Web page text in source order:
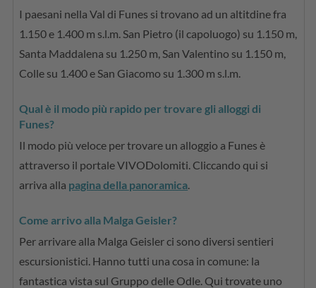
I paesani nella Val di Funes si trovano ad un altitdine fra
1.150 e 1.400 m s.l.m. San Pietro (il capoluogo) su 1.150 m,
Santa Maddalena su 1.250 m, San Valentino su 1.150 m,
Colle su 1.400 e San Giacomo su 1.300 m s.l.m.
Qual è il modo più rapido per trovare gli alloggi di
Funes?
Il modo più veloce per trovare un alloggio a Funes è
attraverso il portale VIVODolomiti. Cliccando qui si
arriva alla pagina della panoramica
Come arrivo alla Malga Geisler?
Per arrivare alla Malga Geisler ci sono diversi sentieri
escursionistici. Hanno tutti una cosa in comune: la
fantastica vista sul Gruppo delle Odle. Qui trovate uno